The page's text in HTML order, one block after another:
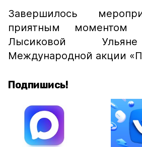
Завершилось
приятным моментом
Лысиковой
Международной акции
Подпишись!